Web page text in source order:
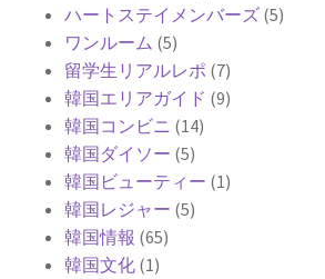
ハートステイメンバーズ (5)
ワンルーム (5)
留学生リアルレポ (7)
韓国エリアガイド (9)
韓国コンビニ (14)
韓国ダイソー (5)
韓国ビューティー (1)
韓国レジャー (5)
韓国情報 (65)
韓国文化 (1)